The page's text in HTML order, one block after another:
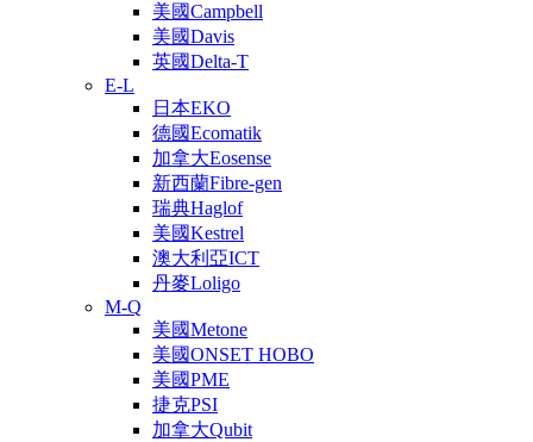
美國Campbell
美國Davis
英國Delta-T
E-L
日本EKO
德國Ecomatik
加拿大Eosense
新西蘭Fibre-gen
瑞典Haglof
美國Kestrel
澳大利亞ICT
丹麥Loligo
M-Q
美國Metone
美國ONSET HOBO
美國PME
捷克PSI
加拿大Qubit